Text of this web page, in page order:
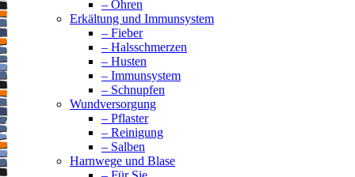
– Ohren
Erkältung und Immunsystem
– Fieber
– Halsschmerzen
– Husten
– Immunsystem
– Schnupfen
Wundversorgung
– Pflaster
– Reinigung
– Salben
Harnwege und Blase